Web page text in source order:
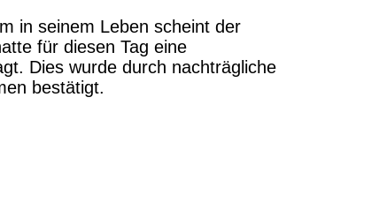
in seinem Leben scheint der
für diesen Tag eine
Dies wurde durch nachträgliche
bestätigt.